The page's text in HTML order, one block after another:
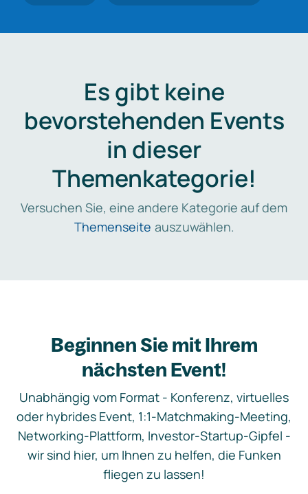
Es gibt keine
bevorstehenden Events
in dieser
Themenkategorie!
Versuchen Sie, eine andere Kategorie auf dem
Themenseite auszuwählen.
Beginnen Sie mit Ihrem
nächsten Event!
Unabhängig vom Format - Konferenz, virtuelles
oder hybrides Event, 1:1-Matchmaking-Meeting,
Networking-Plattform, Investor-Startup-Gipfel -
wir sind hier, um Ihnen zu helfen, die Funken
fliegen zu lassen!